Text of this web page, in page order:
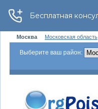
Москва Московская область
Выберите ваш район: